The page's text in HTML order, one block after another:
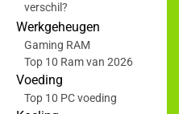
verschil?
Werkgeheugen
Gaming RAM
Top 10 Ram van 2026
Voeding
Top 10 PC voeding